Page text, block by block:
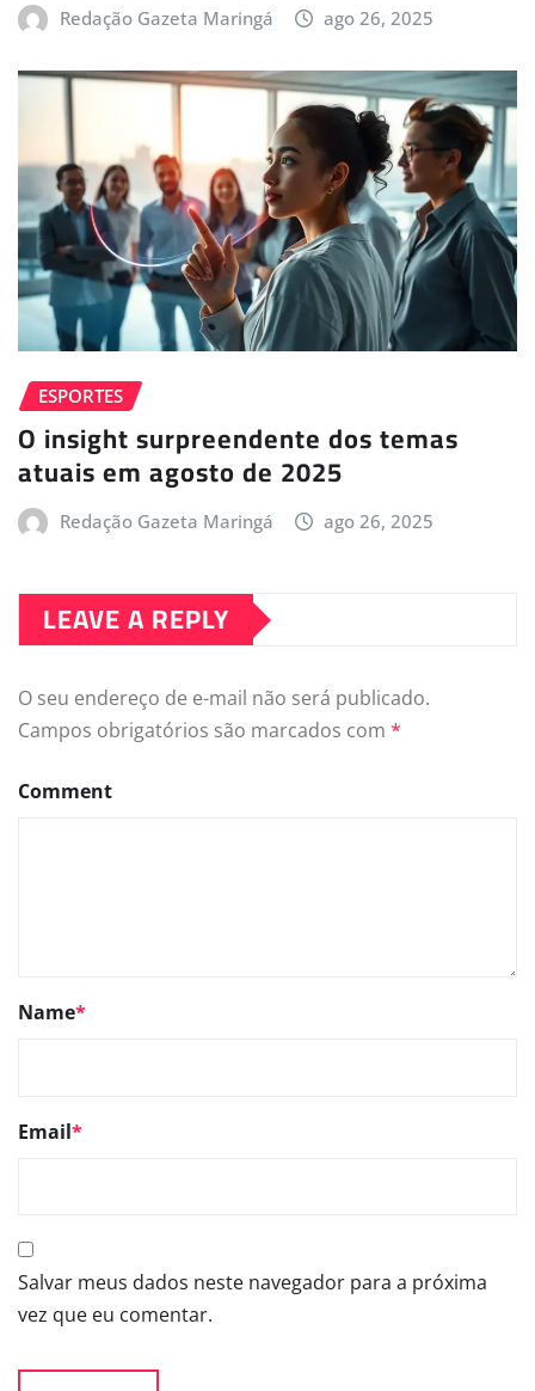
Redação Gazeta Maringá ago 26, 2025
ESPORTES
O insight surpreendente dos temas
atuais em agosto de 2025
Redação Gazeta Maringá ago 26, 2025
LEAVE A REPLY
O seu endereço de e-mail não será publicado.
Campos obrigatórios são marcados com *
Comment
Name*
Email*
Salvar meus dados neste navegador para a próxima
vez que eu comentar.